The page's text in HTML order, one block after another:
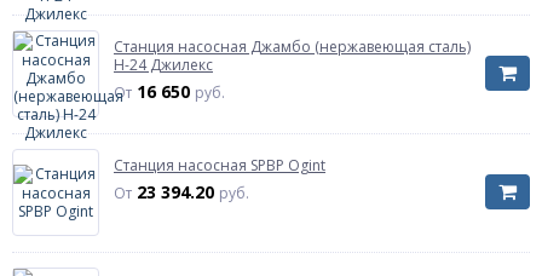
Станция насосная Джамбо (нержавеющая сталь)
Н-24 Джилекс
От 16 650 руб.
Станция насосная SPBP Ogint
От 23 394.20 руб.